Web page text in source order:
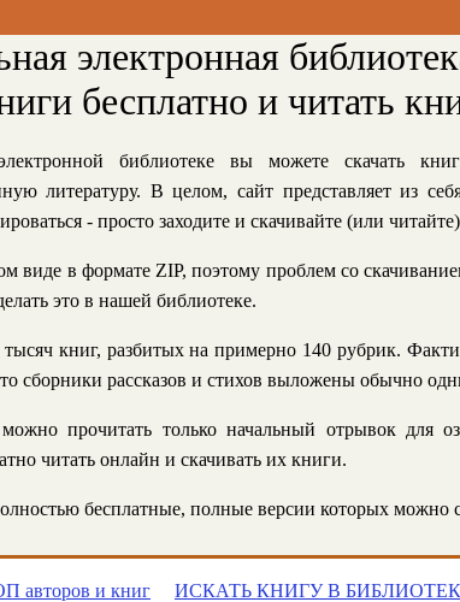
электронная
бесплатно и читать
библиотеке вы можете скачать
литературу. В целом, сайт представляет из
- просто заходите и скачивайте (или
виде в формате ZIP, поэтому проблем со
это в нашей библиотеке.
книг, разбитых на примерно 140 рубрик.
сборники рассказов и стихов выложены обычно
прочитать только начальный отрывок для
читать онлайн и скачивать их книги.
бесплатные, полные версии которых можно
авторов и книг ИСКАТЬ КНИГУ В